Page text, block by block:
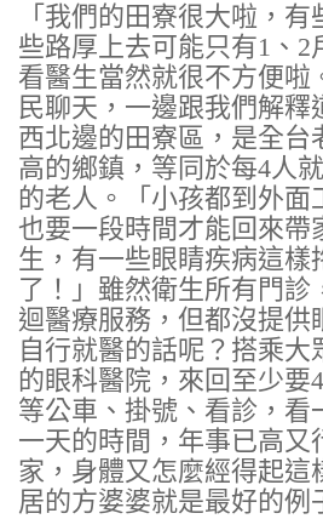
「我們的田寮很大啦，
些路厚上去可能只有1、2
看醫生當然就很不方便啦
民聊天，一邊跟我們解釋
西北邊的田寮區，是全台
高的鄉鎮，等同於每4人
的老人。「小孩都到外面
也要一段時間才能回來帶
生，有一些眼睛疾病這樣
了！」雖然衛生所有門診
迴醫療服務，但都沒提供
自行就醫的話呢？搭乘大
的眼科醫院，來回至少要
等公車、掛號、看診，看
一天的時間，年事已高又
家，身體又怎麼經得起這
居的方婆婆就是最好的例